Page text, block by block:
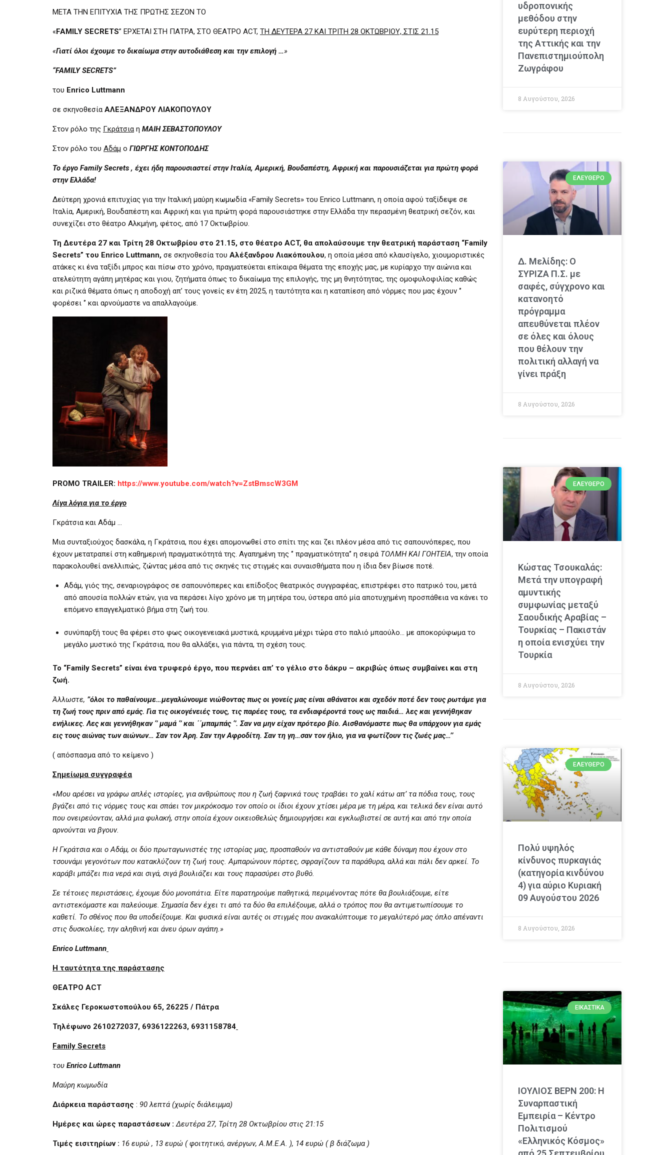
META THN ΕΠΙΤΥΧΙΑ ΤΗΣ ΠΡΩΤΗΣ ΣΕΖΟΝ ΤΟ
«FAMILY SECRETS” ΕΡΧΕΤΑΙ ΣΤΗ ΠΑΤΡΑ, ΣΤΟ ΘΕΑΤΡΟ ACT, ΤΗ ΔΕΥΤΕΡΑ 27 ΚΑΙ ΤΡΙΤΗ 28 ΟΚΤΩΒΡΙΟΥ, ΣΤΙΣ 21.15
«Γιατί όλοι έχουμε το δικαίωμα στην αυτοδιάθεση και την επιλογή …»
“FAMILY SECRETS”
του Enrico Luttmann
σε σκηνοθεσία ΑΛΕΞΑΝΔΡΟΥ ΛΙΑΚΟΠΟΥΛΟΥ
Στον ρόλο της Γκράτσια η ΜΑΙΗ ΣΕΒΑΣΤΟΠΟΥΛΟΥ
Στον ρόλο του Αδάμ ο ΓΙΩΡΓΗΣ ΚΟΝΤΟΠΟΔΗΣ
Το έργο Family Secrets , έχει ήδη παρουσιαστεί στην Ιταλία, Αμερική, Βουδαπέστη, Αφρική και παρουσιάζεται για πρώτη φορά
στην Ελλάδα!
Δεύτερη χρονιά επιτυχίας για την Ιταλική μαύρη κωμωδία «Family Secrets» του Enrico Luttmann, η οποία αφού ταξίδεψε σε
Ιταλία, Αμερική, Βουδαπέστη και Αφρική και για πρώτη φορά παρουσιάστηκε στην Ελλάδα την περασμένη θεατρική σεζόν, και
συνεχίζει στο θέατρο Αλκμήνη, φέτος, από 17 Οκτωβρίου.
Τη Δευτέρα 27 και Τρίτη 28 Οκτωβρίου στο 21.15, στο θέατρο ACT, θα απολαύσουμε την θεατρική παράσταση “Family
Secrets” του Enrico Luttmann, σε σκηνοθεσία του Αλέξανδρου Λιακόπουλου, η οποία μέσα από κλαυσίγελο, χιουμοριστικές
ατάκες κι ένα ταξίδι μπρος και πίσω στο χρόνο, πραγματεύεται επίκαιρα θέματα της εποχής μας, με κυρίαρχο την αιώνια και
ατελεύτητη αγάπη μητέρας και γιου, ζητήματα όπως το δικαίωμα της επιλογής, της μη θνητότητας, της ομοφυλοφιλίας καθώς
και ριζικά θέματα όπως η αποδοχή απ’ τους γονείς εν έτη 2025, η ταυτότητα και η καταπίεση από νόρμες που μας έχουν ‘’
φορέσει ‘’ και αρνούμαστε να απαλλαγούμε.
PROMO TRAILER: https://www.youtube.com/watch?v=ZstBmscW3GM
Λίγα λόγια για το έργο
Γκράτσια και Αδάμ …
Μια συνταξιούχος δασκάλα, η Γκράτσια, που έχει απομονωθεί στο σπίτι της και ζει πλέον μέσα από τις σαπουνόπερες, που
έχουν μετατραπεί στη καθημερινή πραγματικότητά της. Αγαπημένη της ‘’ πραγματικότητα‘’ η σειρά ΤΟΛΜΗ ΚΑΙ ΓΟΗΤΕΙΑ, την οποία
παρακολουθεί ανελλιπώς, ζώντας μέσα από τις σκηνές τις στιγμές και συναισθήματα που η ίδια δεν βίωσε ποτέ.
Αδάμ, γιός της, σεναριογράφος σε σαπουνόπερες και επίδοξος θεατρικός συγγραφέας, επιστρέφει στο πατρικό του, μετά
από απουσία πολλών ετών, για να περάσει λίγο χρόνο με τη μητέρα του, ύστερα από μία αποτυχημένη προσπάθεια να κάνει το
επόμενο επαγγελματικό βήμα στη ζωή του.
συνύπαρξή τους θα φέρει στο φως οικογενειακά μυστικά, κρυμμένα μέχρι τώρα στο παλιό μπαούλο… με αποκορύφωμα το
μεγάλο μυστικό της Γκράτσια, που θα αλλάξει, για πάντα, τη σχέση τους.
Το “Family Secrets” είναι ένα τρυφερό έργο, που περνάει απ’ το γέλιο στο δάκρυ – ακριβώς όπως συμβαίνει και στη
ζωή.
Άλλωστε, ”όλοι το παθαίνουμε…μεγαλώνουμε νιώθοντας πως οι γονείς μας είναι αθάνατοι και σχεδόν ποτέ δεν τους ρωτάμε για
τη ζωή τους πριν από εμάς. Για τις οικογένειές τους, τις παρέες τους, τα ενδιαφέροντά τους ως παιδιά… λες και γεννήθηκαν
ενήλικες. Λες και γεννήθηκαν ‘’ μαμά ‘’ και ΄΄μπαμπάς ‘’. Σαν να μην είχαν πρότερο βίο. Αισθανόμαστε πως θα υπάρχουν για εμάς
εις τους αιώνας των αιώνων… Σαν τον Άρη. Σαν την Αφροδίτη. Σαν τη γη…σαν τον ήλιο, για να φωτίζουν τις ζωές μας…’’
( απόσπασμα από το κείμενο )
Σημείωμα συγγραφέα
«Μου αρέσει να γράφω απλές ιστορίες, για ανθρώπους που η ζωή ξαφνικά τους τραβάει το χαλί κάτω απ’ τα πόδια τους, τους
βγάζει από τις νόρμες τους και σπάει τον μικρόκοσμο τον οποίο οι ίδιοι έχουν χτίσει μέρα με τη μέρα, και τελικά δεν είναι αυτό
που ονειρεύονταν, αλλά μια φυλακή, στην οποία έχουν οικειοθελώς δημιουργήσει και εγκλωβιστεί σε αυτή και από την οποία
αρνούνται να βγουν.
Η Γκράτσια και ο Αδάμ, οι δύο πρωταγωνιστές της ιστορίας μας, προσπαθούν να αντισταθούν με κάθε δύναμη που έχουν στο
τσουνάμι γεγονότων που κατακλύζουν τη ζωή τους. Αμπαρώνουν πόρτες, σφραγίζουν τα παράθυρα, αλλά και πάλι δεν αρκεί. Το
καράβι μπάζει πια νερά και σιγά, σιγά βουλιάζει και τους παρασύρει στο βυθό.
Σε τέτοιες περιστάσεις, έχουμε δύο μονοπάτια. Είτε παρατηρούμε παθητικά, περιμένοντας πότε θα βουλιάξουμε, είτε
αντιστεκόμαστε και παλεύουμε. Σημασία δεν έχει τι από τα δύο θα επιλέξουμε, αλλά ο τρόπος που θα αντιμετωπίσουμε το
καθετί. Το σθένος που θα υποδείξουμε. Και φυσικά είναι αυτές οι στιγμές που ανακαλύπτουμε το μεγαλύτερό μας όπλο απέναντι
στις δυσκολίες, την αληθινή και άνευ όρων αγάπη.»
Enrico Luttmann
Η ταυτότητα της παράστασης
ΘΕΑΤΡΟ ACT
Σκάλες Γεροκωστοπούλου 65, 26225 / Πάτρα
Τηλέφωνο 2610272037, 6936122263, 6931158784
Family Secrets
του Enrico Luttmann
Μαύρη κωμωδία
Διάρκεια παράστασης : 90 λεπτά (χωρίς διάλειμμα)
Ημέρες και ώρες παραστάσεων : Δευτέρα 27, Τρίτη 28 Οκτωβρίου στις 21:15
Τιμές εισιτηρίων : 16 ευρώ , 13 ευρώ ( φοιτητικό, ανέργων, Α.Μ.Ε.Α. ), 14 ευρώ ( β διάζωμα )
υδροπονικής
μεθόδου στην
ευρύτερη περιοχή
της Αττικής και την
Πανεπιστημιούπολη
Ζωγράφου
8 Αυγούστου, 2026
ΕΛΕΎΘΕΡΟ
Δ. Μελίδης: Ο
ΣΥΡΙΖΑ Π.Σ. με
σαφές, σύγχρονο και
κατανοητό
πρόγραμμα
απευθύνεται πλέον
σε όλες και όλους
που θέλουν την
πολιτική αλλαγή να
γίνει πράξη
8 Αυγούστου, 2026
ΕΛΕΎΘΕΡΟ
Κώστας Τσουκαλάς:
Μετά την υπογραφή
αμυντικής
συμφωνίας μεταξύ
Σαουδικής Αραβίας –
Τουρκίας – Πακιστάν
η οποία ενισχύει την
Τουρκία
8 Αυγούστου, 2026
ΕΛΕΎΘΕΡΟ
Πολύ υψηλός
κίνδυνος πυρκαγιάς
(κατηγορία κινδύνου
4) για αύριο Κυριακή
09 Αυγούστου 2026
8 Αυγούστου, 2026
ΕΙΚΑΣΤΙΚΆ
ΙΟΥΛΙΟΣ ΒΕΡΝ 200: Η
Συναρπαστική
Εμπειρία – Κέντρο
Πολιτισμού
«Ελληνικός Κόσμος»